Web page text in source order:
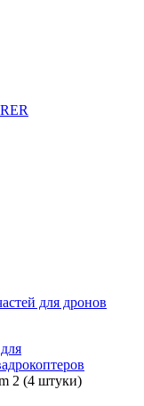
для дронов
2 (4 штуки)